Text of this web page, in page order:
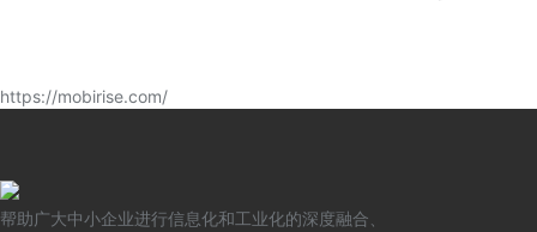
https://mobirise.com/
帮助广大中小企业进行信息化和工业化的深度融合、